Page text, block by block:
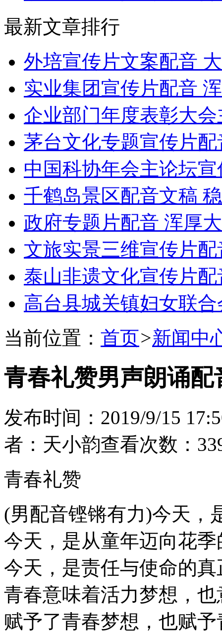
最新文章排行
外培宣传片文案配音
实业集团宣传片配音
企业部门年度表彰大
茅台文化专题宣传片
中国科协年会主论坛
千鹤岛景区配音文稿
政府专题片配音 浑厚
文旅实景三维宣传片
泰山非遗文化宣传片
高台县城关镇妇女联
当前位置： 首页>新闻中
青春礼赞男声朗诵配
发布时间：2019/9/15
者：天小韵查看次数：
青春礼赞
(男配音铿锵有力)今天，
今天，是从童年迈向花季
今天，是责任与使命的真
青春意味着活力梦想，
赋予了青春梦想，也赋